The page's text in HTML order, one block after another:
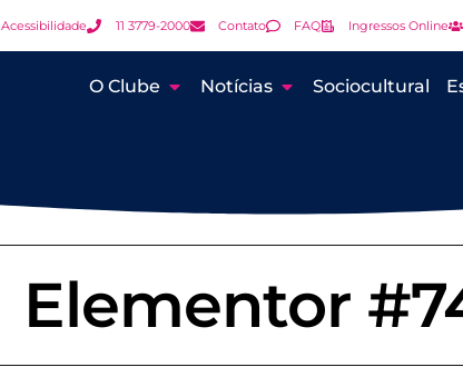
Acessibilidade 11 3779-2000 Contato FAQ Ingressos Online
O Clube Notícias Sociocultural
Elementor